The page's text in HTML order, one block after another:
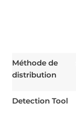
Méthode de
distribution
Detection Tool